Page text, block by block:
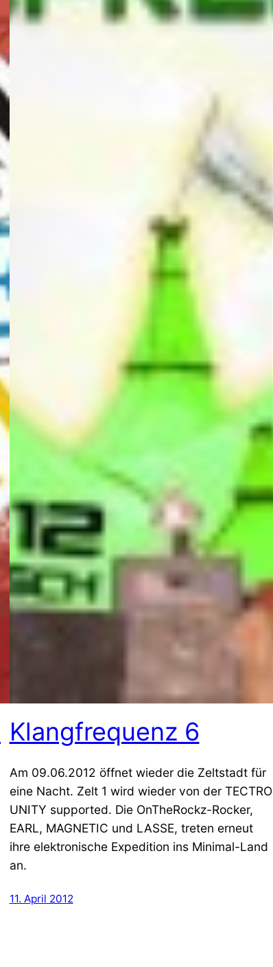
Klangfrequenz 6
Am 09.06.2012 öffnet wieder die Zeltstadt für
eine Nacht. Zelt 1 wird wieder von der TECTRO
UNITY supported. Die OnTheRockz-Rocker,
EARL, MAGNETIC und LASSE, treten erneut
ihre elektronische Expedition ins Minimal-Land
an.
11. April 2012